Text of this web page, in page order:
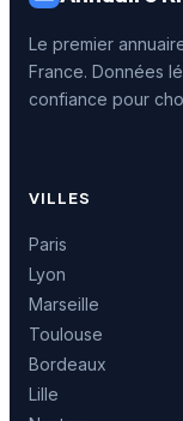
Le premier
France. Données
confiance pour
VILLES
Paris
Lyon
Marseille
Toulouse
Bordeaux
Lille